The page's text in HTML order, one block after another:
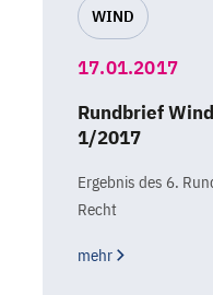
WIND
17.01.2017
Rundbrief
1/2017
Ergebnis des 6.
Recht
mehr